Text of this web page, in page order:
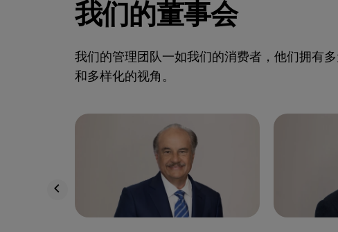
我们的董事会
我们的管理团队一如我们的消费者，他们拥有
和多样化的视角。